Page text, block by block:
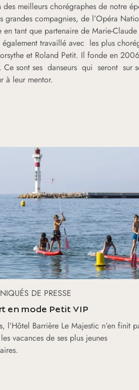
des meilleurs chorégraphes de notre
grandes compagnies, de l’Opéra
tant que partenaire de Marie-
travaillé avec les plus
et Roland Petit. Il fonde en
Ce sont ses danseurs qui seront sur
à leur mentor.
DE PRESSE
en mode Petit VIP
l’Hôtel Barrière Le Majestic n’en finit
vacances de ses plus jeunes